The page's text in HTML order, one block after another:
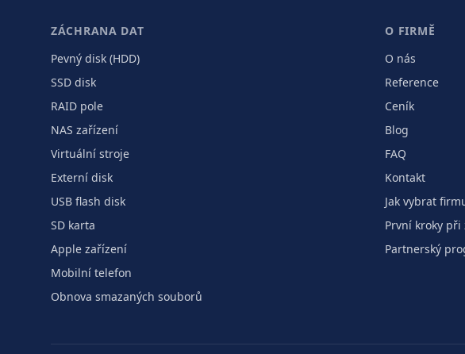
ZÁCHRANA DAT
Pevný disk (HDD)
SSD disk
RAID pole
NAS zařízení
Virtuální stroje
Externí disk
USB flash disk
SD karta
Apple zařízení
Mobilní telefon
Obnova smazaných souborů
O FIRMĚ
O nás
Reference
Ceník
Blog
FAQ
Kontakt
Jak vybrat
První kroky
Partnerský